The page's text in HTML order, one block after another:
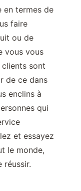
en termes de
faire
ou de
vous vous
sont
de ce dans
enclins à
qui
et essayez
le monde,
réussir.